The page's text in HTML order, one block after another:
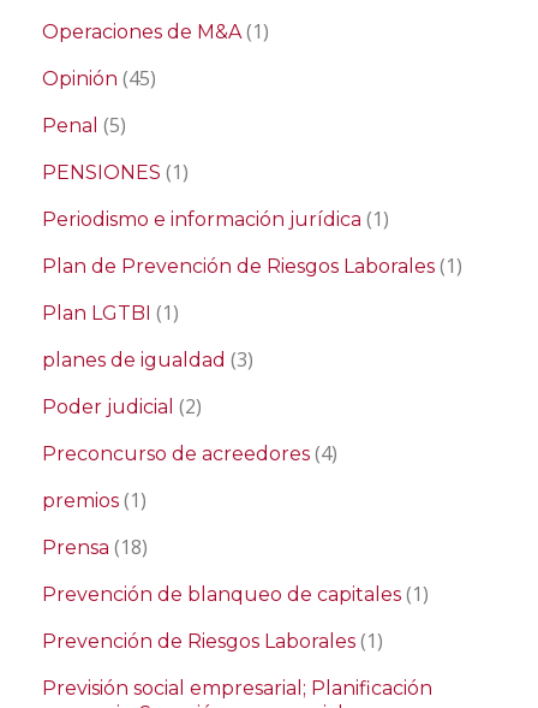
Operaciones de M&A(1)
Opinión (45)
Penal (5)
PENSIONES (1)
Periodismo e información jurídica (1)
Plan de Prevención de Riesgos Laborales (1)
Plan LGTBI (1)
planes de igualdad (3)
Poder judicial (2)
Preconcurso de acreedores (4)
premios (1)
Prensa (18)
Prevención de blanqueo de capitales (1)
Prevención de Riesgos Laborales (1)
Previsión social empresarial; Planificación